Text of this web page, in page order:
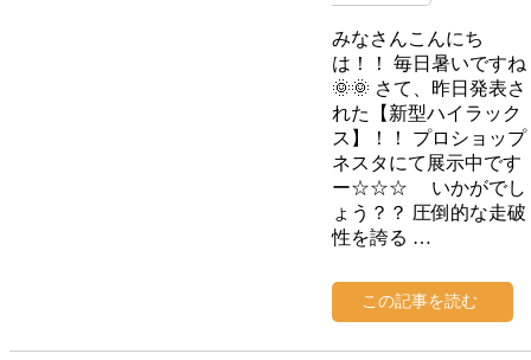
みなさんこんにち
は！！ 毎日暑いですね
🌞🌞 さて、昨日発表さ
れた【新型ハイラック
ス】！！ プロショップ
ネスタにて展示中です
ー☆☆☆ いかがでし
ょう？？ 圧倒的な走破
性を誇る …
この記事を読む